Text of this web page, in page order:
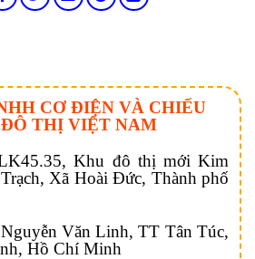
CƠ ĐIỆN VÀ CHIẾU
ĐÔ THỊ VIỆT NAM
Khu đô thị mới Kim
Xã Hoài Đức, Thành phố
Nguyễn Văn Linh, TT Tân Túc,
Hồ Chí Minh